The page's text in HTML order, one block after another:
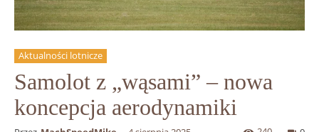
Aktualności lotnicze
Samolot z „wąsami” – nowa
koncepcja aerodynamiki